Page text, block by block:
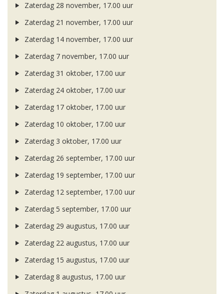
Zaterdag 28 november, 17.00 uur
Zaterdag 21 november, 17.00 uur
Zaterdag 14 november, 17.00 uur
Zaterdag 7 november, 17.00 uur
Zaterdag 31 oktober, 17.00 uur
Zaterdag 24 oktober, 17.00 uur
Zaterdag 17 oktober, 17.00 uur
Zaterdag 10 oktober, 17.00 uur
Zaterdag 3 oktober, 17.00 uur
Zaterdag 26 september, 17.00 uur
Zaterdag 19 september, 17.00 uur
Zaterdag 12 september, 17.00 uur
Zaterdag 5 september, 17.00 uur
Zaterdag 29 augustus, 17.00 uur
Zaterdag 22 augustus, 17.00 uur
Zaterdag 15 augustus, 17.00 uur
Zaterdag 8 augustus, 17.00 uur